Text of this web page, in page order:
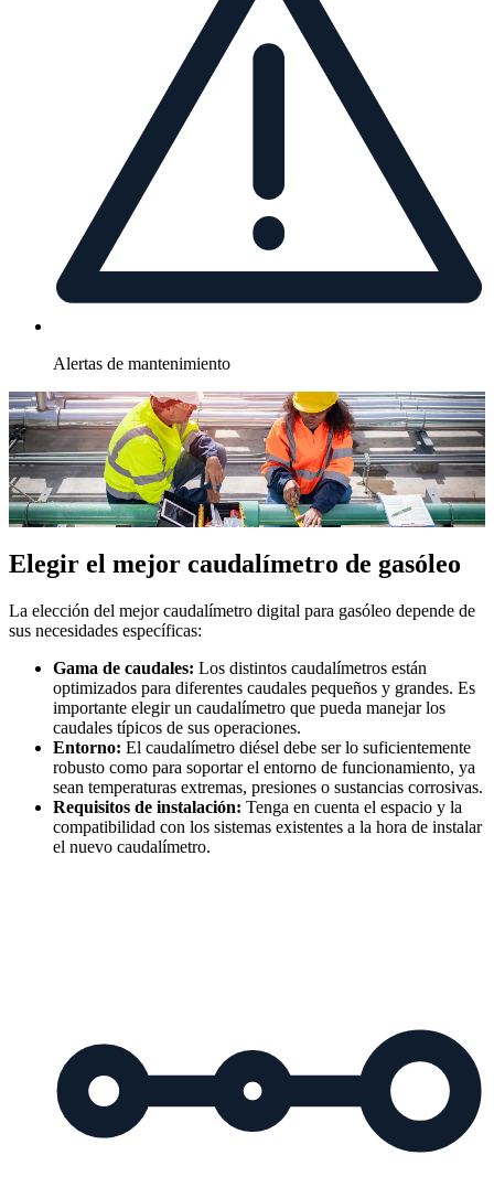
Alertas de mantenimiento
Elegir el mejor caudalímetro de gasóleo
La elección del mejor caudalímetro digital para gasóleo depende de
sus necesidades específicas:
Gama de caudales: Los distintos caudalímetros están
optimizados para diferentes caudales pequeños y grandes. Es
importante elegir un caudalímetro que pueda manejar los
caudales típicos de sus operaciones.
Entorno: El caudalímetro diésel debe ser lo suficientemente
robusto como para soportar el entorno de funcionamiento, ya
sean temperaturas extremas, presiones o sustancias corrosivas.
Requisitos de instalación: Tenga en cuenta el espacio y la
compatibilidad con los sistemas existentes a la hora de instalar
el nuevo caudalímetro.